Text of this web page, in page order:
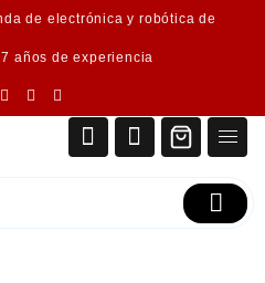
de electrónica y robótica de
años de experiencia